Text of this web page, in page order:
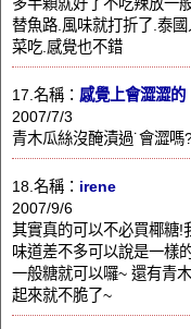
多半顆就好了不吃辣放一
替魚路.風味就打折了.泰
菜吃.感覺也不錯
17.名稱： 感覺上會澀澀的
2007/7/3
青木瓜絲沒醃漬過˙會澀嗎
18.名稱： irene
2007/9/6
其實真的可以不必買椰糖!
味道差不多可以說是一樣
一般糖就可以囉~ 還有青
起來就不脆了~